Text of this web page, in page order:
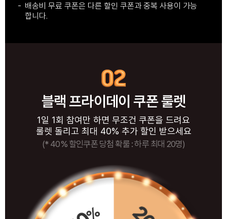
배송비 무료 쿠폰은 다른 할인 쿠폰과 중복 사용이 가능
합니다.
블랙 프라이데이 쿠폰 룰렛
1일 1회 참여만 하면 무조건 쿠폰을 드려요
룰렛 돌리고 최대 40% 추가 할인 받으세요
(* 40% 할인쿠폰 당첨 확룰 : 하루 최대 20명)